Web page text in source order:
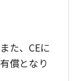
た、CEに
償となり